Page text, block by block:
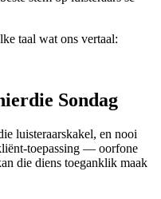
taal wat ons vertaal:
Sondag
luisteraarskakel, en nooi
toepassing — oorfone
die diens toeganklik maak